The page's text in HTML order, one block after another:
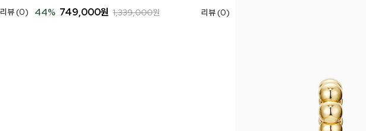
리뷰 (0) 44% 749,000원 1,339,000원 리뷰 (0)